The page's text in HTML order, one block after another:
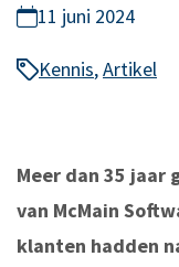
11 juni 2024
Kennis,Artikel
Meer dan 35
van McMain
klanten hadden